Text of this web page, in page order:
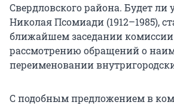
Свердловского района. Будет ли
Николая Псомиади (1912–1985),
ближайшем заседании
рассмотрению обращений о
переименовании
С подобным предложением в